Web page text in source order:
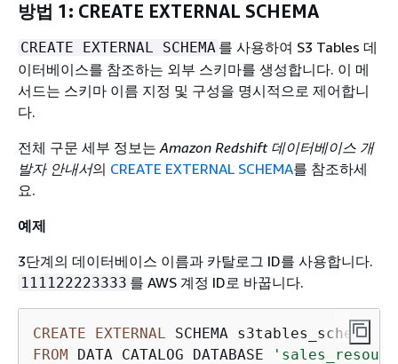
방법 1: CREATE EXTERNAL SCHEMA
CREATE EXTERNAL SCHEMA 를 사용하여 S3 Tables 데
이터베이스를 참조하는 외부 스키마를 생성합니다. 이 메
서드는 스키마 이름 지정 및 구성을 명시적으로 제어합니
다.
전체 구문 세부 정보는Amazon Redshift 데이터베이스 개
발자 안내서의 CREATE EXTERNAL SCHEMA를 참조하세
요.
예제
3단계의 데이터베이스 이름과 카탈로그 ID를 사용합니다.
111122223333 를 AWS 계정 ID로 바꿉니다.
CREATE EXTERNAL
FROM DATA CATALOG DATABASE